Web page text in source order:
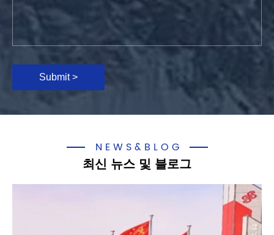
Submit >
NEWS&BLOG
최신 뉴스 및 블로그